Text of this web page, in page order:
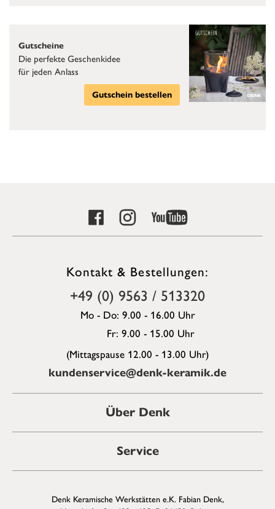
Gutscheine
Die perfekte Geschenkidee
für jeden Anlass
Gutschein bestellen
Kontakt & Bestellungen:
+49 (0) 9563 / 513320
Mo - Do: 9.00 - 16.00 Uhr
Fr: 9.00 - 15.00 Uhr
(Mittagspause 12.00 - 13.00 Uhr)
kundenservice@denk-keramik.de
Über Denk
Service
Denk Keramische Werkstätten e.K. Fabian Denk,